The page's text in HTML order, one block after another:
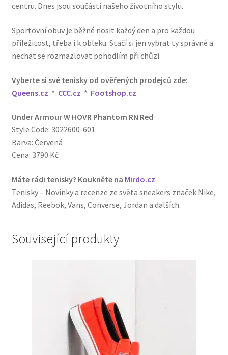
centru. Dnes jsou součástí našeho životního stylu.
Sportovní obuv je běžné nosit každý den a pro každou
příležitost, třeba i k obleku. Stačí si jen vybrat ty správné a
nechat se rozmazlovat pohodlím při chůzi.
Vyberte si své tenisky od ověřených prodejců zde:
Queens.cz * CCC.cz * Footshop.cz
Under Armour W HOVR Phantom RN Red
Style Code: 3022600-601
Barva: Červená
Cena: 3790 Kč
Máte rádi tenisky? Koukněte na Mirdo.cz
Tenisky – Novinky a recenze ze světa sneakers značek Nike,
Adidas, Reebok, Vans, Converse, Jordan a dalších.
Související produkty